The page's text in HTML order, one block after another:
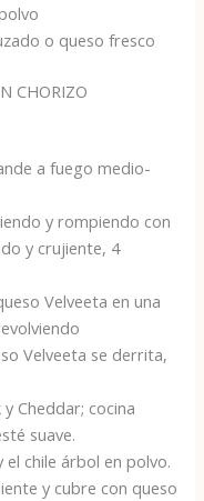
o queso fresco
CHORIZO
a fuego medio-
y rompiendo con
y crujiente, 4
Velveeta en una
Velveeta se derrita,
Cheddar; cocina
suave.
el chile árbol en polvo.
y cubre con queso